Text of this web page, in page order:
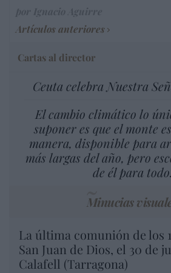
Artículos anteriores
Cartas al director
Ceuta celebra Nuestra
El cambio climático lo
suponer es que el monte
manera, disponible para
más largas del año, pero
de él para
Minucias
La última comunión de los
San Juan de Dios, el 30 de
Calafell (Tarragona)